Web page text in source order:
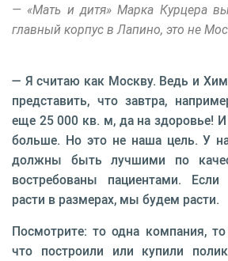
— «Мать и дитя» Марка Курцера
главный корпус в Лапино, это не
— Я считаю как Москву. Ведь и
представить, что завтра,
еще 25 000 кв. м, да на здоровье!
больше. Но это не наша цель. У
должны быть лучшими по
востребованы пациентами.
расти в размерах, мы будем расти.
Посмотрите: то одна компания,
что построили или купили